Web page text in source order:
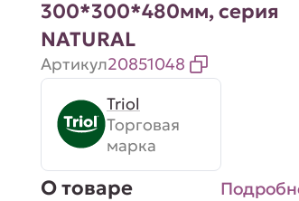
300*300*480мм, серия
NATURAL
Артикул20851048
Triol
Торговая
марка
О товаре